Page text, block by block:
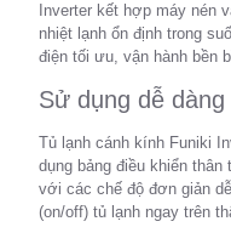
Inverter kết hợp máy nén
nhiệt lạnh ổn định trong
điện tối ưu, vận hành bền
Sử dụng dễ dàng
Tủ lạnh cánh kính Funiki
dụng bảng điều khiển
với các chế độ đơn giản
(on/off) tủ lạnh ngay trên